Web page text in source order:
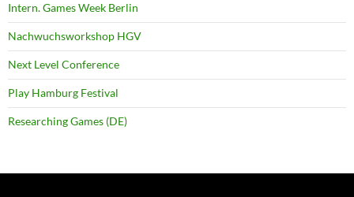
Intern. Games Week Berlin
Nachwuchsworkshop HGV
Next Level Conference
Play Hamburg Festival
Researching Games (DE)